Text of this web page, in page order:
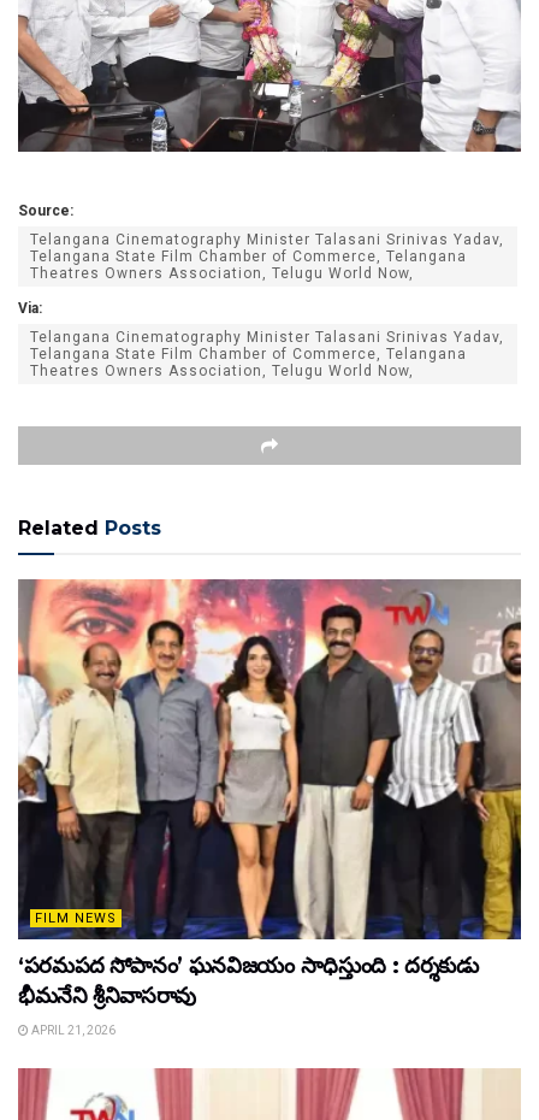
Source:
Telangana Cinematography Minister Talasani Srinivas Yadav,
Telangana State Film Chamber of Commerce, Telangana
Theatres Owners Association, Telugu World Now,
Via:
Telangana Cinematography Minister Talasani Srinivas Yadav,
Telangana State Film Chamber of Commerce, Telangana
Theatres Owners Association, Telugu World Now,
Related Posts
FILM NEWS
‘పరమపద సోపానం’ ఘనవిజయం సాధిస్తుంది : దర్శకుడు
భీమనేని శ్రీనివాసరావు
APRIL 21, 2026